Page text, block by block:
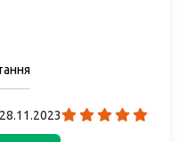
28.11.2023